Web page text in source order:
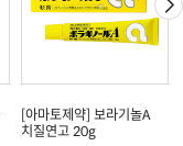
[아마토제약] 보라기놀A
치질연고 20g